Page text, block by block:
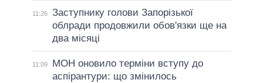
11:26
Заступнику голови Запорізької
облради продовжили обов'язки ще на
два місяці
11:09
МОН оновило терміни вступу до
аспірантури: що змінилось